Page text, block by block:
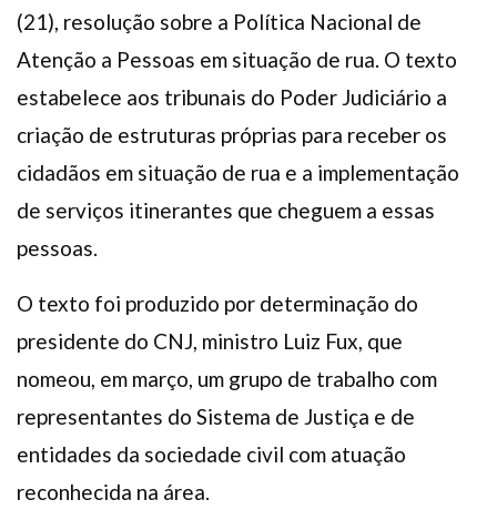
(21), resolução sobre a Política Nacional de
Atenção a Pessoas em situação de rua. O texto
estabelece aos tribunais do Poder Judiciário a
criação de estruturas próprias para receber os
cidadãos em situação de rua e a implementação
de serviços itinerantes que cheguem a essas
pessoas.
O texto foi produzido por determinação do
presidente do CNJ, ministro Luiz Fux, que
nomeou, em março, um grupo de trabalho com
representantes do Sistema de Justiça e de
entidades da sociedade civil com atuação
reconhecida na área.